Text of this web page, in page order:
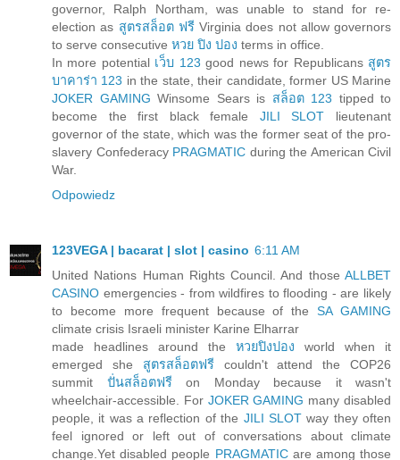
governor, Ralph Northam, was unable to stand for re-
election as สูตรสล็อต ฟรีVirginia does not allow governors
to serve consecutive หวย ปิง ปอง terms in office.
In more potential เว็บ 123 good news for Republicans สูตร
บาคาร่า 123 in the state, their candidate, former US Marine
JOKER GAMING Winsome Sears is สล็อต 123 tipped to
become the first black female JILI SLOT lieutenant
governor of the state, which was the former seat of the pro-
slavery Confederacy PRAGMATIC during the American Civil
War.
Odpowiedz
123VEGA | bacarat | slot | casino 6:11 AM
United Nations Human Rights Council. And those ALLBET
CASINO emergencies - from wildfires to flooding - are likely
to become more frequent because of theSA GAMING
climate crisis Israeli minister Karine Elharrar
made headlines around the หวยปิงปอง world when it
emerged she สูตรสล็อตฟรีcouldn't attend the COP26
summit ปั่นสล็อตฟรีon Monday because it wasn't
wheelchair-accessible. For JOKER GAMING many disabled
people, it was a reflection of the JILI SLOTway they often
feel ignored or left out of conversations about climate
change.Yet disabled people PRAGMATICare among those